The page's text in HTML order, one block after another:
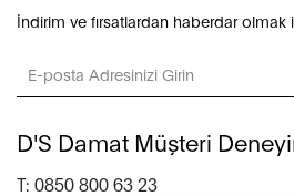
İndirim ve fırsatlardan haberdar
D'S Damat Müşteri
T: 0850 800 63 23